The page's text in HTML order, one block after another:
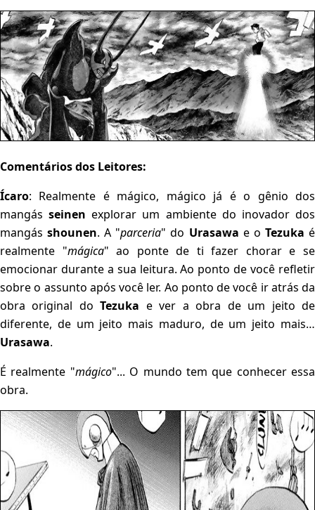
Comentários dos Leitores:
Ícaro: Realmente é mágico, mágico já é o gênio dos
mangásseinen explorar um ambiente do inovador dos
mangásshounen. A "parceria" do Urasawa e o Tezuka é
realmente "mágica" ao ponte de ti fazer chorar e se
emocionar durante a sua leitura. Ao ponto de você refletir
sobre o assunto após você ler. Ao ponto de você ir atrás da
obra original doTezuka e ver a obra de um jeito de
diferente, de um jeito mais maduro, de um jeito mais…
Urasawa.
É realmente "mágico"... O mundo tem que conhecer essa
obra.